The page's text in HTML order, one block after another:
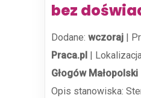
bez
Dodane: wczoraj |
Praca.pl |
Głogów Małopolski
Opis stanowiska: